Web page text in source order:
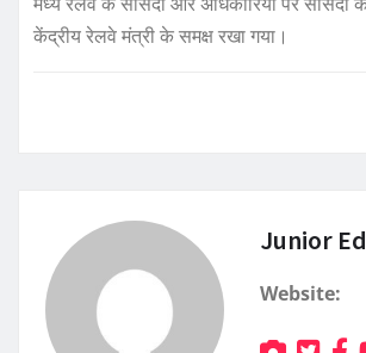
केंद्रीय रेलवे मंत्री के समक्ष रखा गया।
Junior
Website: